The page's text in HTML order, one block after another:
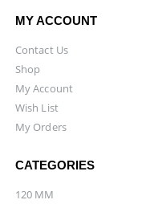
MY ACCOUNT
Contact Us
Shop
My Account
Wish List
My Orders
CATEGORIES
120 MM